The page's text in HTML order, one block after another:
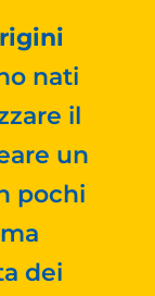
nati
il
un
pochi
dei